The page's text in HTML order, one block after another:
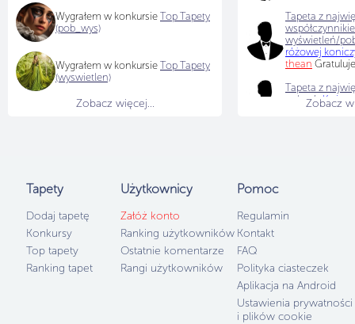
Wygrałem w konkursie Top Tapety
(pob_wys)
Wygrałem w konkursie Top Tapety
(wyswietlen)
Zobacz więcej...
Tapeta z
wyświetleń/
różowej
thean
Tapeta z
pobrań :
dodana przez
Zobacz
Tapety
Dodaj tapetę
Konkursy
Top tapety
Ranking tapet
Użytkownicy
Załóż konto
Ranking użytkowników
Ostatnie komentarze
Rangi użytkowników
Pomoc
Regulamin
Kontakt
FAQ
Polityka ciasteczek
Aplikacja na Android
Ustawienia prywatności
i plików cookie